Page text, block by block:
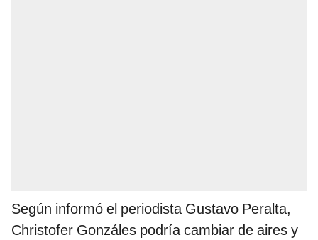
Según informó el periodista Gustavo Peralta,
Christofer Gonzáles podría cambiar de aires y